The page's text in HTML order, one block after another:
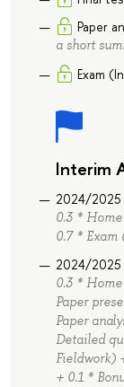
Paper
a short
Exam
Interim
2024/2025
0.3 *
0.7 * Exam
2024/2025
0.3 *
Paper
Paper
Detailed
Fieldwork)
+ 0.1 *